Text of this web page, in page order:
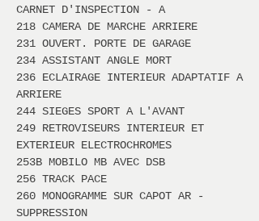
CARNET D'INSPECTION - A
218 CAMERA DE MARCHE ARRIERE
231 OUVERT. PORTE DE GARAGE
234 ASSISTANT ANGLE MORT
236 ECLAIRAGE INTERIEUR ADAPTATIF A
ARRIERE
244 SIEGES SPORT A L'AVANT
249 RETROVISEURS INTERIEUR ET
EXTERIEUR ELECTROCHROMES
253B MOBILO MB AVEC DSB
256 TRACK PACE
260 MONOGRAMME SUR CAPOT AR -
SUPPRESSION